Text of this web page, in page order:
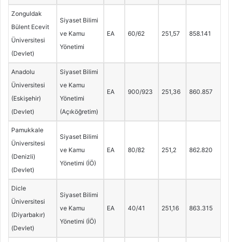
Zonguldak
Bülent Ecevit
Üniversitesi
(Devlet)
Siyaset Bilimi
ve Kamu
Yönetimi
EA 60/62 251,57 858.141
Anadolu
Üniversitesi
(Eskişehir)
(Devlet)
Siyaset Bilimi
ve Kamu
Yönetimi
(Açıköğretim)
EA 900/923 251,36 860.857
Pamukkale
Üniversitesi
(Denizli)
(Devlet)
Siyaset Bilimi
ve Kamu
Yönetimi (İÖ)
EA 80/82 251,2 862.820
Dicle
Üniversitesi
(Diyarbakır)
(Devlet)
Siyaset Bilimi
ve Kamu
Yönetimi (İÖ)
EA 40/41 251,16 863.315